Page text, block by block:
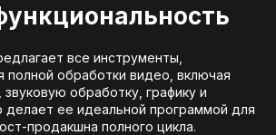
все инструменты,
обработки видео, включая
обработку, графику и
делает ее идеальной программой для
продакшна полного цикла.